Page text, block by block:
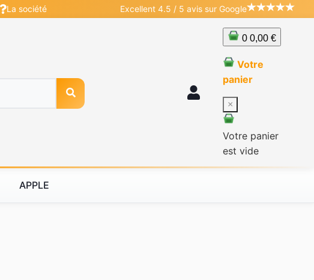
La société Excellent 4.5 / 5 avis sur Google
0 0,00 €
Votre
panier
×
Votre panier
est vide
APPLE